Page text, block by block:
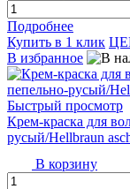
Подробнее
Купить в 1 клик
В избранное
Быстрый просмотр
Крем-краска для
русый/Hellbraun
В корзину